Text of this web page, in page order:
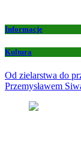
Informacje
Kultura
Od zielarstwa do
Przemysławem